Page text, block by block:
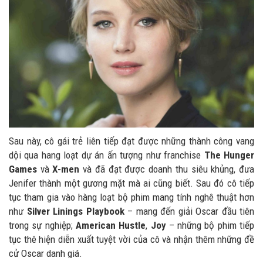
Sau này, cô gái trẻ liên tiếp đạt được những thành công vang
dội qua hang loạt dự án ấn tượng như franchise The Hunger
Games vàX-men và đã đạt được doanh thu siêu khủng, đưa
Jenifer thành một gương mặt mà ai cũng biết. Sau đó cô tiếp
tục tham gia vào hàng loạt bộ phim mang tính nghê thuật hơn
như Silver Linings Playbook– mang đến giải Oscar đầu tiên
trong sự nghiệp; American Hustle, Joy– những bộ phim tiếp
tục thê hiện diễn xuất tuyệt vời của cô và nhận thêm những đề
cử Oscar danh giá.